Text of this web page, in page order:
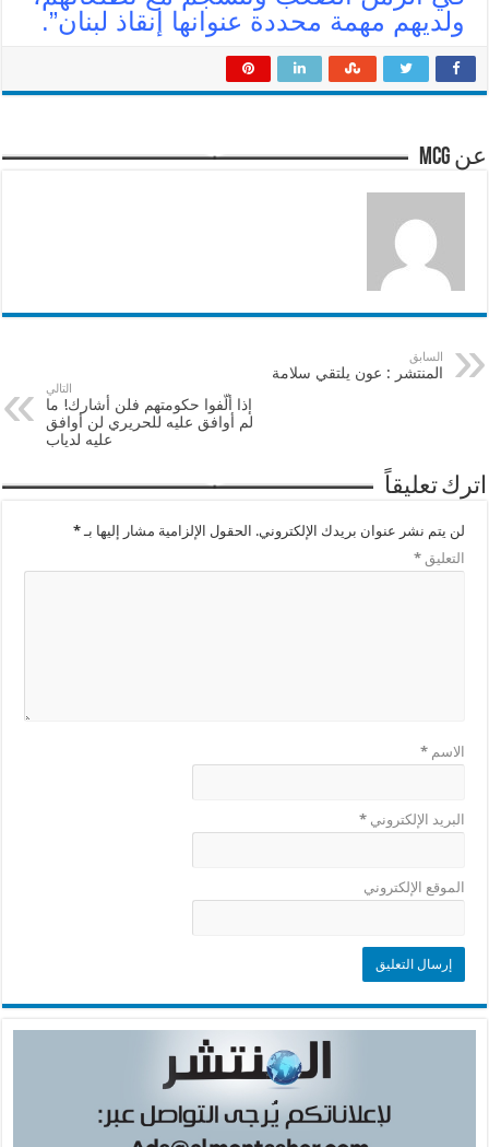
ولديهم مهمة محددة عنوانها إنقاذ لبنان”.
عن mcg
السابق
المنتشر : عون يلتقي سلامة
التالي
إذا ألّفوا حكومتهم فلن أشارك! ما
لم أوافق عليه للحريري لن أوافق
عليه لدياب
اترك تعليقاً
لن يتم نشر عنوان بريدك الإلكتروني. الحقول الإلزامية مشار إليها بـ*
التعليق*
الاسم*
البريد الإلكتروني*
الموقع الإلكتروني